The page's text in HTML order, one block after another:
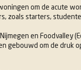
om de acute
zoals starters,
en Foodvalley
gebouwd om de druk